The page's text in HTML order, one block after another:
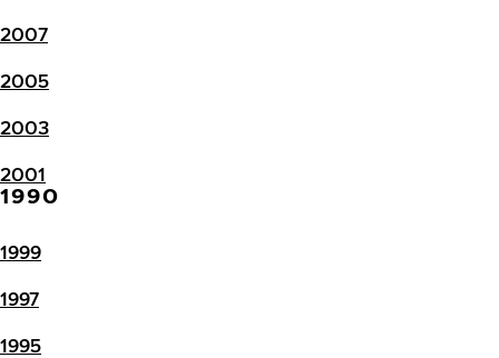
2007
2005
2003
2001
1990
1999
1997
1995